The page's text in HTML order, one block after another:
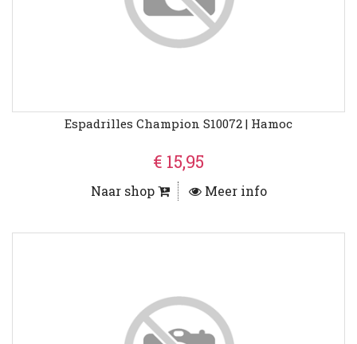
Espadrilles Champion S10072 | Hamoc
€ 15,95
Naar shop Meer info